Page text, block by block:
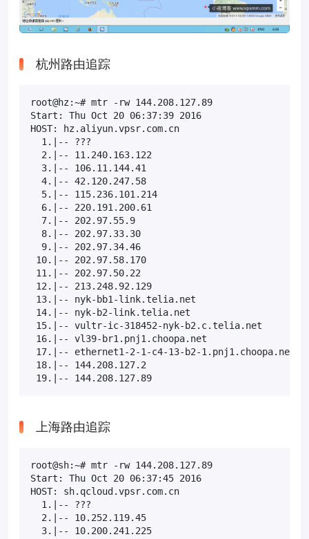
杭州路由追踪
root@hz:~# mtr -rw 144.208.127.89
Start: Thu Oct 20 06:37:39 2016
HOST: hz.aliyun.vpsr.com.cn
1.|-- ???
2.|-- 11.240.163.122
3.|-- 106.11.144.41
4.|-- 42.120.247.58
5.|-- 115.236.101.214
6.|-- 220.191.200.61
7.|-- 202.97.55.9
8.|-- 202.97.33.30
9.|-- 202.97.34.46
10.|-- 202.97.58.170
11.|-- 202.97.50.22
12.|-- 213.248.92.129
13.|-- nyk-bb1-link.telia.net
14.|-- nyk-b2-link.telia.net
15.|-- vultr-ic-318452-nyk-b2.c.telia.net
16.|-- vl39-br1.pnj1.choopa.net
17.|-- ethernet1-2-1-c4-13-b2-1.pnj1.choopa.net
18.|-- 144.208.127.2
19.|-- 144.208.127.89
上海路由追踪
root@sh:~# mtr -rw 144.208.127.89
Start: Thu Oct 20 06:37:45 2016
HOST: sh.qcloud.vpsr.com.cn
1.|-- ???
2.|-- 10.252.119.45
3.|-- 10.200.241.225